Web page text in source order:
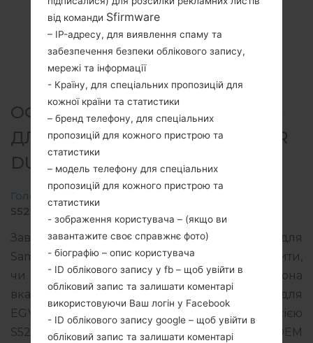
ОФІЦІЙНА ПРОШИВКА #5325
ДЛЯ GT-S5282 - SAMSUNGSTAR
DUOS
Головна
S5282_EGY_1_20140407104620_5b8uphft70.zip
Завантажте останнє оновлення прошивки для
Samsung Star Duos, але не забудьте перевірити,
чи відповідає номер моделі вашого смартфона
вказаному GT-S5282. Код прошивки EGY для
EGYPT. Продукт поставляється з PDA версією
S5282XXAMEA версія CSC S5282OJVAME1, MODEM
від команди Sfirmware
– IP-адресу, для виявлення спаму та
забезпечення безпеки облікового запису,
мережі та інформації
- Країну, для спеціальних пропозицій для
кожної країни та статистики
– бренд телефону, для спеціальних
пропозицій для кожного пристрою та
статистики
– модель телефону для спеціальних
пропозицій для кожного пристрою та
статистики
- зображення користувача – (якщо ви
завантажите своє справжнє фото)
- біографію – опис користувача
- ID облікового запису у fb – щоб увійти в
обліковий запис та залишати коментарі
використовуючи Ваш логін у Facebook
- ID облікового запису google – щоб увійти в
обліковий запис та залишати коментарі